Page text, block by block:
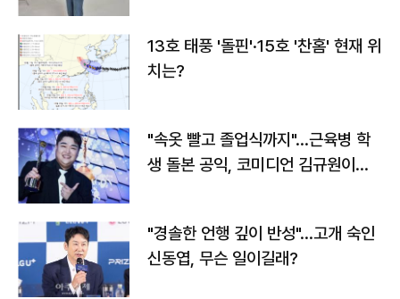
13호 태풍 '돌핀'·15호 '찬홈' 현재 위
치는?
"속옷 빨고 졸업식까지"…근육병 학
생 돌본 공익, 코미디언 김규원이었
"경솔한 언행 깊이 반성"…고개 숙인
신동엽, 무슨 일이길래?